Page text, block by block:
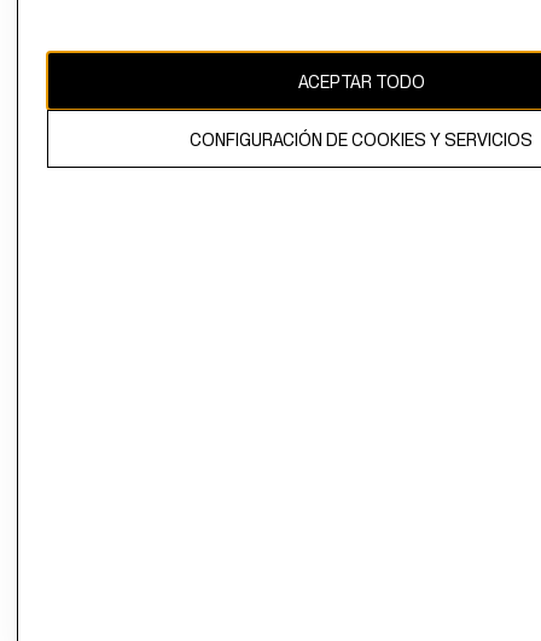
El contenido de esta página web está protegido por copyright y es
propiedad de H&M Hennes & Mauritz AB.
ACEPTAR TODO
CONFIGURACIÓN DE COOKIES Y SERVICIOS